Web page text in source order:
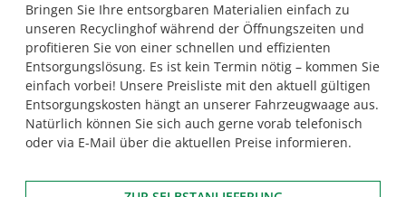
Bringen Sie Ihre entsorgbaren Materialien einfach zu
unseren Recyclinghof während der Öffnungszeiten und
profitieren Sie von einer schnellen und effizienten
Entsorgungslösung. Es ist kein Termin nötig – kommen Sie
einfach vorbei! Unsere Preisliste mit den aktuell gültigen
Entsorgungskosten hängt an unserer Fahrzeugwaage aus.
Natürlich können Sie sich auch gerne vorab telefonisch
oder via E-Mail über die aktuellen Preise informieren.